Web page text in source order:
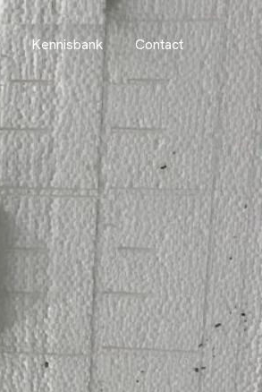
Kennisbank Contact